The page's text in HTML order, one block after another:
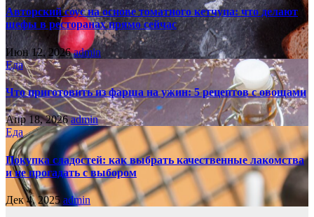
Авторский соус на основе томатного кетчупа: что делают
шефы в ресторанах прямо сейчас
Июн 12, 2026admin
Еда
Что приготовить из фарша на ужин: 5 рецептов с овощами
Апр 18, 2026admin
Еда
Покупка сладостей: как выбрать качественные лакомства
и не прогадать с выбором
Дек 4, 2025 admin